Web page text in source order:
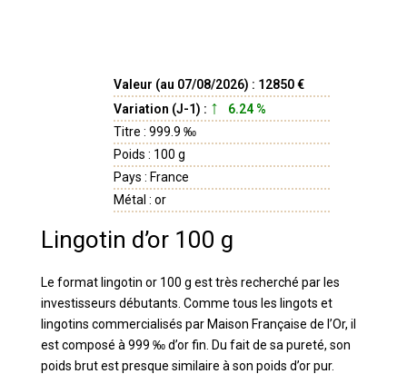
Valeur (au 07/08/2026) : 12850 €
Variation (J-1) :
6.24 %
Titre : 999.9 ‰
Poids : 100 g
Pays : France
Métal : or
Lingotin d’or 100 g
Le format lingotin or 100 g est très recherché par les
investisseurs débutants. Comme tous les lingots et
lingotins commercialisés par Maison Française de l’Or, il
est composé à 999 ‰ d’or fin. Du fait de sa pureté, son
poids brut est presque similaire à son poids d’or pur.